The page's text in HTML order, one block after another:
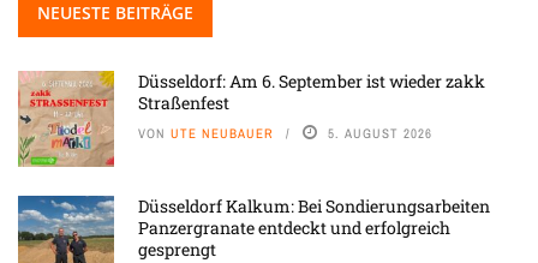
NEUESTE BEITRÄGE
Düsseldorf: Am 6. September ist wieder zakk
Straßenfest
VON UTE NEUBAUER 5. AUGUST 2026
Düsseldorf Kalkum: Bei Sondierungsarbeiten
Panzergranate entdeckt und erfolgreich
gesprengt